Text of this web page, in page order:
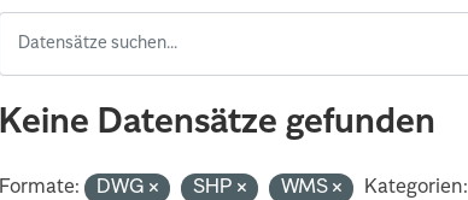
Keine Datensätze gefunden
Formate: DWG SHP WMS Kategorien: